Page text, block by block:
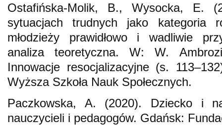
Ostafińska-Molik, B., Wysocka, E.
sytuacjach trudnych jako kategoria
młodzieży prawidłowo i wadliwie
analiza teoretyczna. W: W.
Innowacje resocjalizacyjne (s.
Wyższa Szkoła Nauk Społecznych.
Paczkowska, A. (2020). Dziecko i
nauczycieli i pedagogów. Gdańsk: